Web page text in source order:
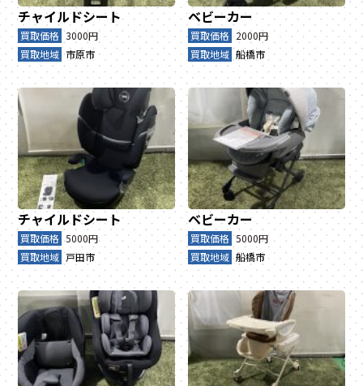
チャイルドシート
買取価格 3000円
買取地域 市原市
ベビーカー
買取価格 2000円
買取地域 船橋市
チャイルドシート
買取価格 5000円
買取地域 戸田市
ベビーカー
買取価格 5000円
買取地域 船橋市